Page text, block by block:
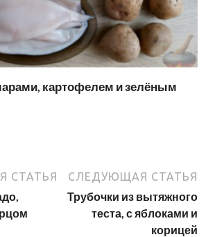
картофелем и зелёным
СТАТЬЯ СЛЕДУЮЩАЯ СТАТЬЯ
Трубочки из вытяжного
теста, с яблоками и
корицей